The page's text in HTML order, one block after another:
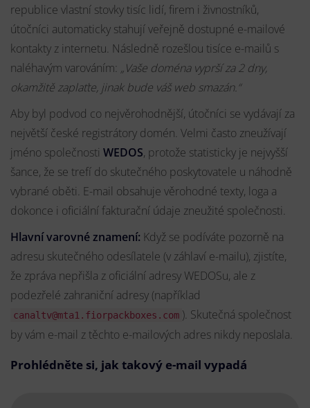
republice vlastní stovky tisíc lidí, firem i živnostníků,
útočníci automaticky stahují veřejně dostupné e-mailové
kontakty z internetu. Následně rozešlou tisíce e-mailů s
naléhavým varováním: „Vaše doména vyprší za 2 dny,
okamžitě zaplaťte, jinak bude váš web smazán.“
Aby byl podvod co nejvěrohodnější, útočníci se vydávají za
největší české registrátory domén. Velmi často zneužívají
jméno společnosti WEDOS, protože statisticky je nejvyšší
šance, že se trefí do skutečného poskytovatele u náhodně
vybrané oběti. E-mail obsahuje věrohodné texty, loga a
dokonce i oficiální fakturační údaje zneužité společnosti.
Hlavní varovné znamení: Když se podíváte pozorně na
adresu skutečného odesílatele (v záhlaví e-mailu), zjistíte,
že zpráva nepřišla z oficiální adresy WEDOSu, ale z
podezřelé zahraniční adresy (například
canaltv@mta1.fiorpackboxes.com ). Skutečná společnost
by vám e-mail z těchto e-mailových adres nikdy neposlala.
Prohlédněte si, jak takový e-mail vypadá